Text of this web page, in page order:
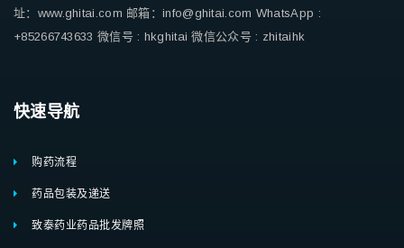
址：www.ghitai.com 邮箱：info@ghitai.com WhatsApp :
+85266743633 微信号 : hkghitai 微信公众号 : zhitaihk
快速导航
购药流程
药品包装及递送
致泰药业药品批发牌照